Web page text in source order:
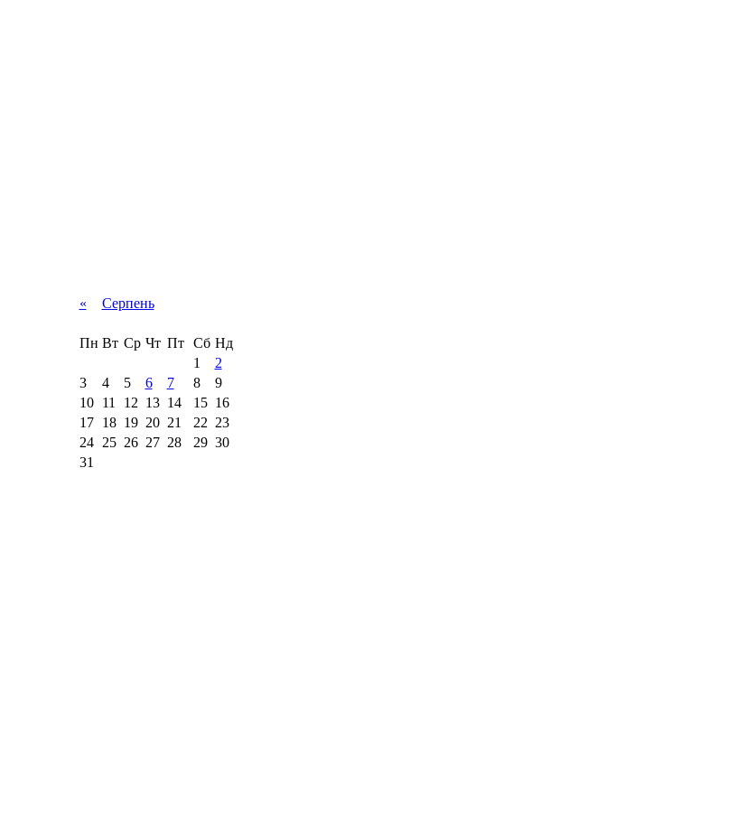
« Серпень
Пн Вт Ср Чт Пт Сб Нд
1
2
3
4 5 6 7 8
9
10
11 12 13 14 15 16
17
18 19 20 21 22 23
24
25 26 27 28 29 30
31